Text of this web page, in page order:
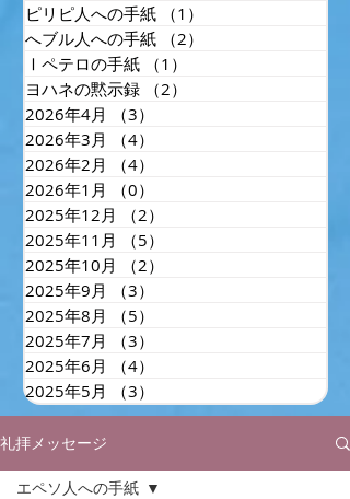
ピリピ人への手紙
（1）
へブル人への手紙
（2）
Ⅰペテロの手紙
（1）
ヨハネの黙示録
（2）
2026年4月
（3）
2026年3月
（4）
2026年2月
（4）
2026年1月
（0）
2025年12月
（2）
2025年11月
（5）
2025年10月
（2）
2025年9月
（3）
2025年8月
（5）
2025年7月
（3）
2025年6月
（4）
2025年5月
（3）
礼拝メッセージ
エペソ人への手紙